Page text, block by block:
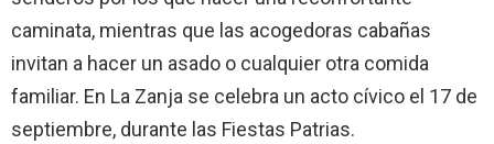
caminata, mientras que las acogedoras cabañas
invitan a hacer un asado o cualquier otra comida
familiar. En La Zanja se celebra un acto cívico el 17 de
septiembre, durante las Fiestas Patrias.